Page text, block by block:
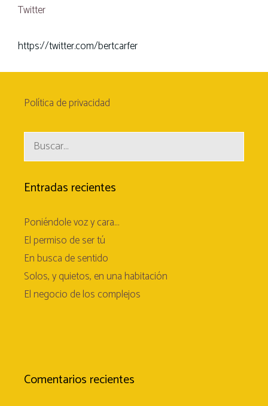
Twitter
https://twitter.com/bertcarfer
Política de privacidad
Buscar:
Entradas recientes
Poniéndole voz y cara…
El permiso de ser tú
En busca de sentido
Solos, y quietos, en una habitación
El negocio de los complejos
Comentarios recientes